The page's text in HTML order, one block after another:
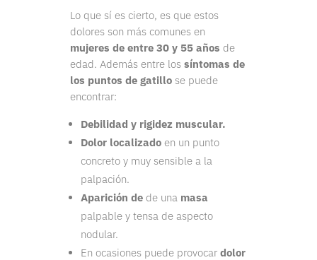
Lo que sí es cierto, es que estos
dolores son más comunes en
mujeres de entre 30 y 55 años de
edad. Además entre los síntomas de
los puntos de gatillose puede
encontrar:
Debilidad y rigidez muscular.
Dolor localizadoen un punto
concreto y muy sensible a la
palpación.
Aparición dede una masa
palpable y tensa de aspecto
nodular.
En ocasiones puede provocardolor